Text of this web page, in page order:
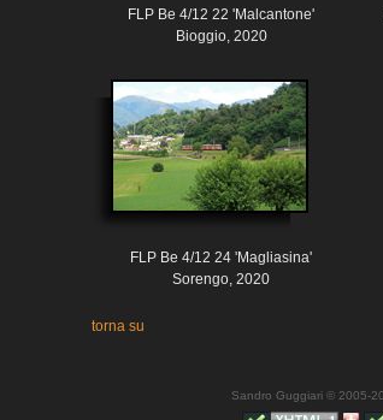
FLP Be 4/12 22 'Malcantone'
Bioggio, 2020
FLP Be 4/12 24 'Magliasina'
Sorengo, 2020
torna su
Sandro Guggiari © 2005-